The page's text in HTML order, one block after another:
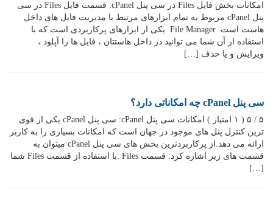
امکانات بخش فایل Files در سی پنل cPanel: قسمت فایل Files در سی
پنل cPanel مربوط به تمام ابزارهای مرتبط با مدیریت فایل های داخل
هاست است. File Manager یکی از ابزارهای پرکاربردی است که با
استفاده از آن شما می توانید در داخل هاستتان ، فایل ها را آپلود ،
ویرایش و یا حذف […]
سی پنل cPanel چه امکاناتی دارد؟
۵ / ۵ ( ۱ امتیاز ) امکانات سی پنل cPanel: سی پنل cPanel یکی از قوی
ترین کنترل پنل های موجود در جهان است که امکانات بسیاری را به کاربر
ارائه می دهد.از پرکاربردترین بخش های سی پنل cPanel میتوان به
قسمت های زیر اشاره کرد: قسمت Files :با استفاده از قسمت Files شما
[…]